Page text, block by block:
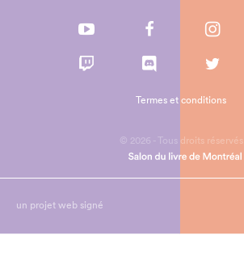
© 2026 - Tous droits réservés
Termes et conditions
un projet web signé